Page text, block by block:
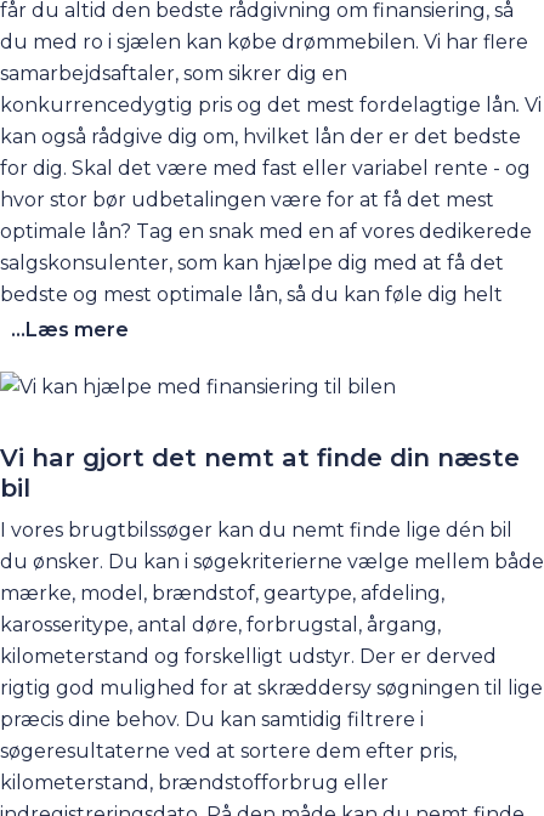
får du altid den bedste rådgivning om finansiering, så
du med ro i sjælen kan købe drømmebilen. Vi har flere
samarbejdsaftaler, som sikrer dig en
konkurrencedygtig pris og det mest fordelagtige lån. Vi
kan også rådgive dig om, hvilket lån der er det bedste
for dig. Skal det være med fast eller variabel rente - og
hvor stor bør udbetalingen være for at få det mest
optimale lån? Tag en snak med en af vores dedikerede
salgskonsulenter, som kan hjælpe dig med at få det
bedste og mest optimale lån, så du kan føle dig helt
tryg ved din biløkonomi. Du kan starte med at tage et
omfattendefinansieringsguide. Her kan du læse alt om,
meget mere.
...Læs mere
Vi har gjort det nemt at finde din næste
bil
I vores brugtbilssøger kan du nemt finde lige dén bil
du ønsker. Du kan i søgekriterierne vælge mellem både
mærke, model, brændstof, geartype, afdeling,
karosseritype, antal døre, forbrugstal, årgang,
kilometerstand og forskelligt udstyr. Der er derved
rigtig god mulighed for at skræddersy søgningen til lige
præcis dine behov. Du kan samtidig filtrere i
søgeresultaterne ved at sortere dem efter pris,
kilometerstand, brændstofforbrug eller